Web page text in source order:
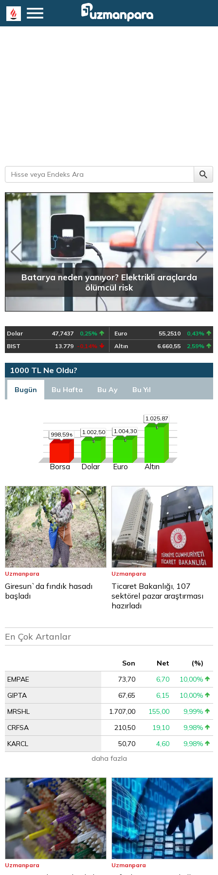
Batarya neden yanıyor? Elektrikli araçlarda
ölümcül risk
Dolar 47,7437 0,25% Euro 55,2510
0,43%
BIST
13.779 -0,14% Altın 6.660,55 2,59%
1000 TL Ne Oldu?
Bugün Bu Hafta Bu Ay Bu Yıl
998,59
Borsa
1.002,50
Dolar
1.004,30
Euro
1.025,87
Altın
Uzmanpara
Giresun`da fındık hasadı
başladı
Uzmanpara
Ticaret Bakanlığı, 107
sektörel pazar araştırması
hazırladı
En Çok Artanlar
Son Net
(%)
EMPAE
73,70 6,70
10,00%
GIPTA
67,65 6,15
10,00%
MRSHL
1.707,00 155,00
9,99%
CRFSA
210,50 19,10
9,98%
KARCL
50,70 4,60
9,98%
daha fazla
Uzmanpara Uzmanpara